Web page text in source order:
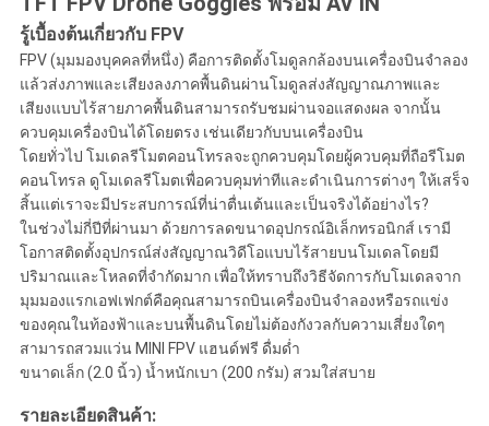
ตัว
รู้เบื้องต้นเกี่ยวกับ FPV
FPV (มุมมองบุคคลที่หนึ่ง) คือการติดตั้งโมดูลกล้องบนเครื่องบินจำลอง
แล้วส่งภาพและเสียงลงภาคพื้นดินผ่านโมดูลส่งสัญญาณภาพและ
เสียงแบบไร้สายภาคพื้นดินสามารถรับชมผ่านจอแสดงผล จากนั้น
ควบคุมเครื่องบินได้โดยตรง เช่นเดียวกับบนเครื่องบิน
โดยทั่วไป โมเดลรีโมตคอนโทรลจะถูกควบคุมโดยผู้ควบคุมที่ถือรีโมต
คอนโทรล ดูโมเดลรีโมตเพื่อควบคุมท่าทีและดำเนินการต่างๆ ให้เสร็จ
สิ้นแต่เราจะมีประสบการณ์ที่น่าตื่นเต้นและเป็นจริงได้อย่างไร?
ในช่วงไม่กี่ปีที่ผ่านมา ด้วยการลดขนาดอุปกรณ์อิเล็กทรอนิกส์ เรามี
โอกาสติดตั้งอุปกรณ์ส่งสัญญาณวิดีโอแบบไร้สายบนโมเดลโดยมี
ปริมาณและโหลดที่จำกัดมาก เพื่อให้ทราบถึงวิธีจัดการกับโมเดลจาก
มุมมองแรกเอฟเฟกต์คือคุณสามารถบินเครื่องบินจำลองหรือรถแข่ง
ของคุณในท้องฟ้าและบนพื้นดินโดยไม่ต้องกังวลกับความเสี่ยงใดๆ
สามารถสวมแว่น MINI FPV แฮนด์ฟรี ดื่มด่ำ
ขนาดเล็ก (2.0 นิ้ว) น้ำหนักเบา (200 กรัม) สวมใส่สบาย
รายละเอียดสินค้า: